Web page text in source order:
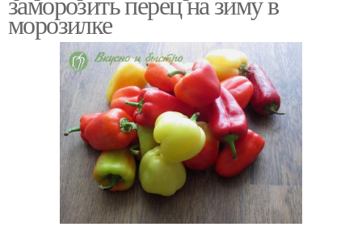
морозилке